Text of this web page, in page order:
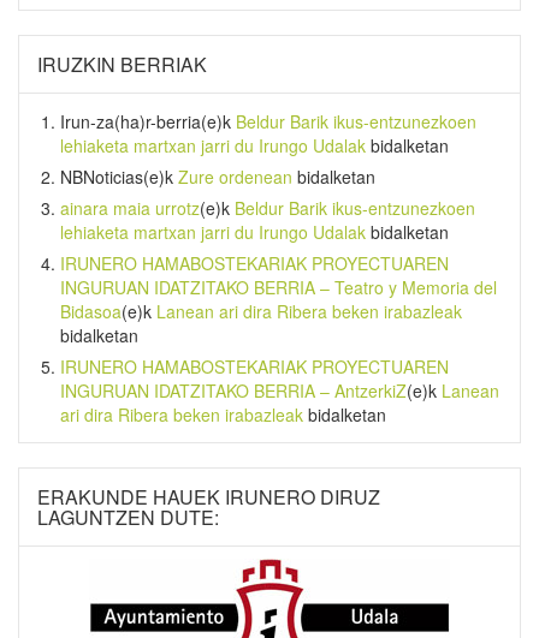
IRUZKIN BERRIAK
Irun-za(ha)r-berria(e)k Beldur Barik ikus-entzunezkoen
lehiaketa martxan jarri du Irungo Udalak bidalketan
NBNoticias(e)k Zure ordenean bidalketan
ainara maia urrotz(e)k Beldur Barik ikus-entzunezkoen
lehiaketa martxan jarri du Irungo Udalak bidalketan
IRUNERO HAMABOSTEKARIAK PROYECTUAREN
INGURUAN IDATZITAKO BERRIA – Teatro y Memoria del
Bidasoa(e)k Lanean ari dira Ribera beken irabazleak
bidalketan
IRUNERO HAMABOSTEKARIAK PROYECTUAREN
INGURUAN IDATZITAKO BERRIA – AntzerkiZ(e)k Lanean
ari dira Ribera beken irabazleak bidalketan
ERAKUNDE HAUEK IRUNERO DIRUZ
LAGUNTZEN DUTE: